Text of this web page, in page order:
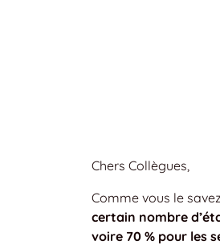
Chers Collègues,
Comme vous le savez,
certain nombre
voire 70 % pour les